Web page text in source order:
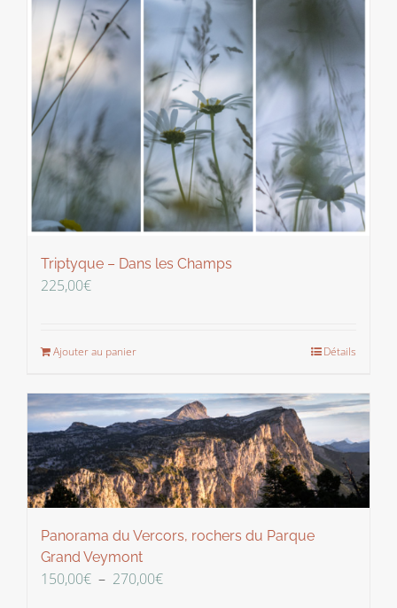
Triptyque – Dans les Champs
225,00€
Ajouter au panier Détails
Panorama du Vercors, rochers du Parque
Grand Veymont
150,00€ – 270,00€Plage